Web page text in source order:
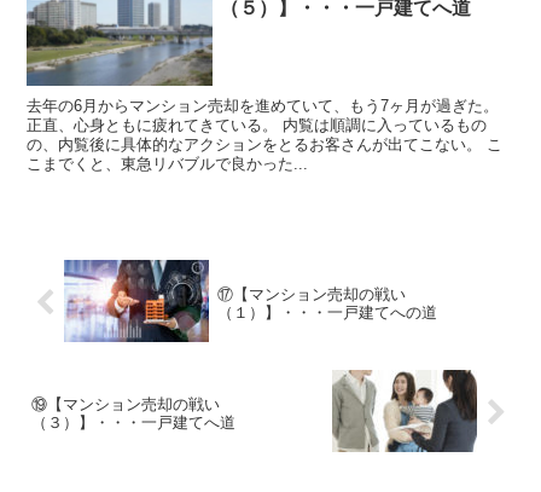
（５）】・・・一戸建てへ道
去年の6月からマンション売却を進めていて、もう7ヶ月が過ぎた。
正直、心身ともに疲れてきている。 内覧は順調に入っているもの
の、内覧後に具体的なアクションをとるお客さんが出てこない。 こ
こまでくと、東急リバブルで良かった...
⑰【マンション売却の戦い
（１）】・・・一戸建てへの道
⑲【マンション売却の戦い
（３）】・・・一戸建てへ道